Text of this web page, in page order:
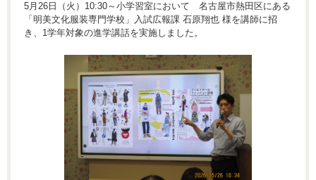
5月26日（火）10:30～小学習室において 名古屋市熱田区にある
「明美文化服装専門学校」入試広報課 石原翔也 様を講師に招
き、1学年対象の進学講話を実施しました。